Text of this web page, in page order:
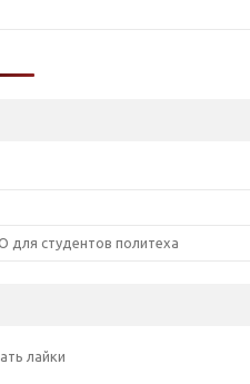
для студентов политеха
лайки